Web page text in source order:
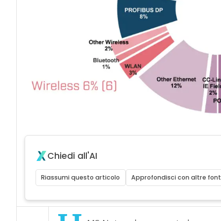
Chiedi all'AI
Riassumi questo articolo Approfondisci con altre